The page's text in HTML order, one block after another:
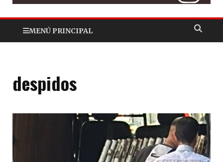
MENÚ PRINCIPAL
despidos